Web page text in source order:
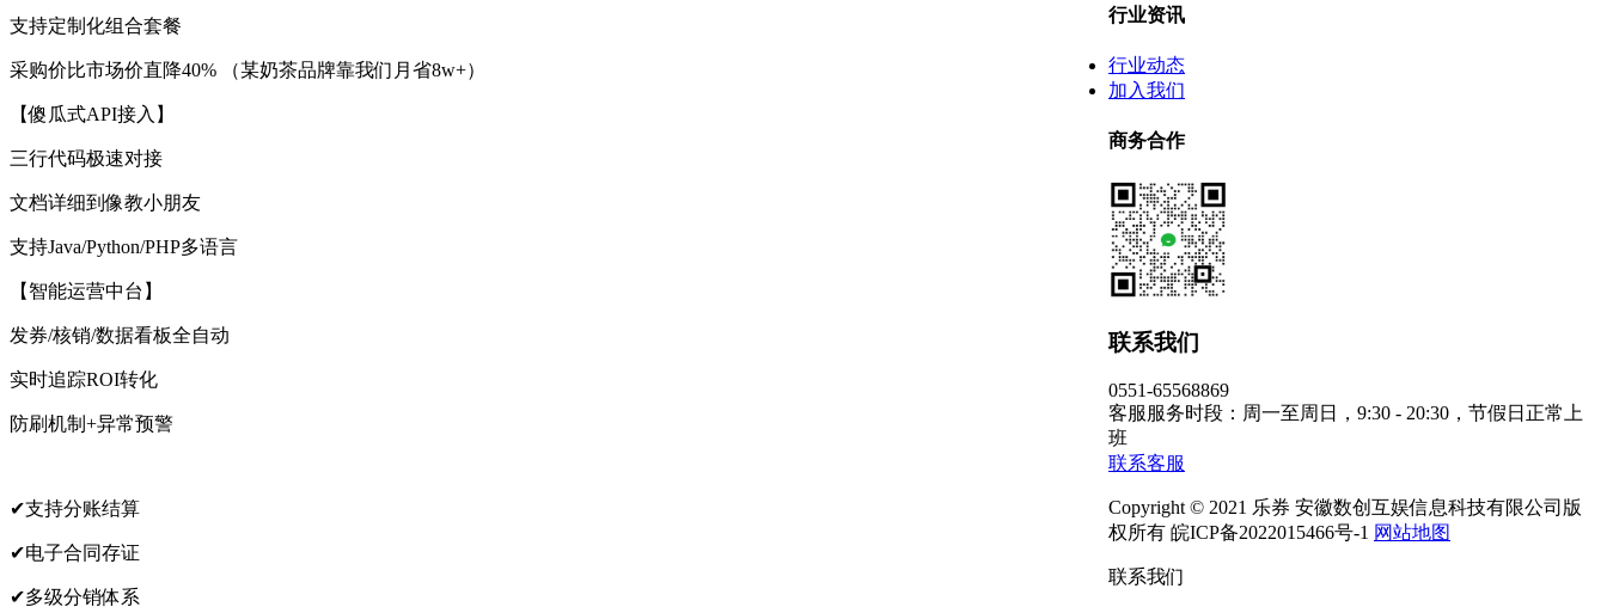
支持定制化组合套餐
采购价比市场价直降40% （某奶茶品牌靠我们月省8w+）
【傻瓜式API接入】
三行代码极速对接
文档详细到像教小朋友
支持Java/Python/PHP多语言
【智能运营中台】
发券/核销/数据看板全自动
实时追踪ROI转化
防刷机制+异常预警
✔支持分账结算
✔电子合同存证
✔多级分销体系
行业资讯
行业动态
加入我们
商务合作
联系我们
0551-65568869
客服服务时段：周一至周日，9:30 - 20:30，节假日正常上
班
联系客服
Copyright © 2021 乐券 安徽数创互娱信息科技有限公司版
权所有 皖ICP备2022015466号-1 网站地图
联系我们